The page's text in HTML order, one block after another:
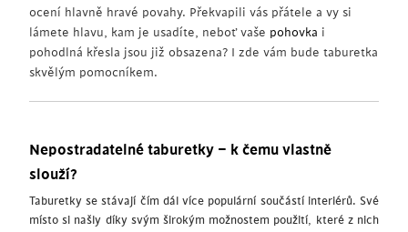
ocení hlavně hravé povahy. Překvapili vás přátele a vy si
lámete hlavu, kam je usadíte, neboť vaše pohovka i
pohodlná křesla jsou již obsazena? I zde vám bude taburetka
skvělým pomocníkem.
Nepostradatelné taburetky – k čemu vlastně
slouží?
Taburetky se stávají čím dál více populární součástí interiérů. Své
místo si našly díky svým širokým možnostem použití, které z nich